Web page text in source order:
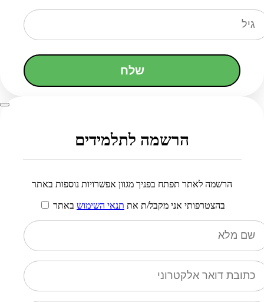
שלח
הרשמה לתלמידים
הרשמה לאתר תפתח בפניך מגוון אפשרויות נוספות באתר
בהצטרפותי אני מקבל/ת את תנאי השימוש באתר